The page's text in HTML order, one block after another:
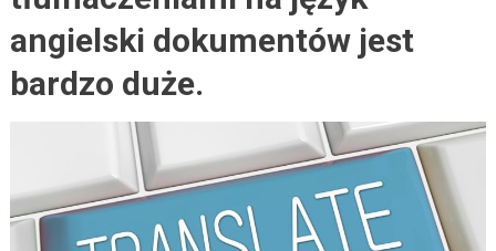
angielski dokumentów jest
bardzo duże.